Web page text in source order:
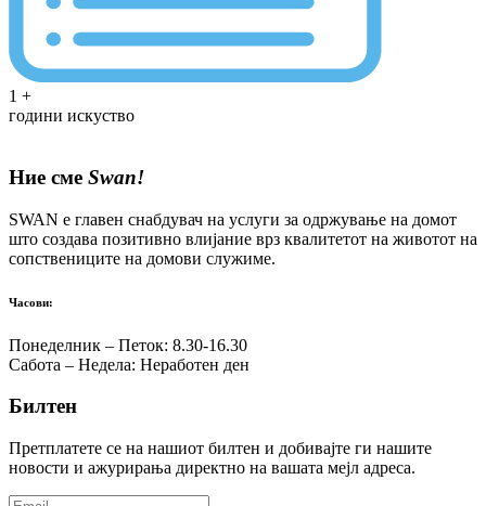
1 +
години искуство
Ние сме Swan!
SWAN е главен снабдувач на услуги за одржување на домот
што создава позитивно влијание врз квалитетот на животот на
сопствениците на домови служиме.
Часови:
Понеделник – Петок: 8.30-16.30
Сабота – Недела: Неработен ден
Билтен
Претплатете се на нашиот билтен и добивајте ги нашите
новости и ажурирања директно на вашата мејл адреса.